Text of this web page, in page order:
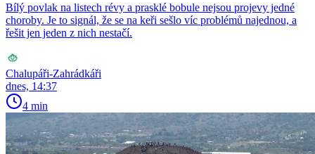
Bílý povlak na listech révy a prasklé bobule nejsou projevy jedné
choroby. Je to signál, že se na keři sešlo víc problémů najednou, a
řešit jen jeden z nich nestačí.
Chalupáři-Zahrádkáři
dnes, 14:37
4 min